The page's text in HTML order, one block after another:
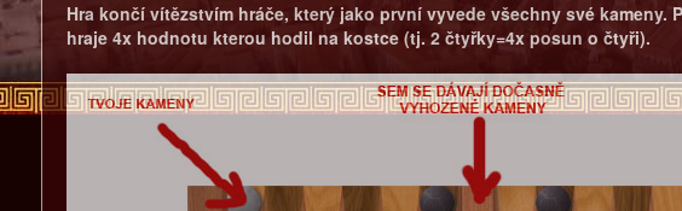
Hra končí vítězstvím hráče, který jako první vyvede všechny své
hraje 4x hodnotu kterou hodil na kostce (tj. 2 čtyřky=4x posun o čtyři).